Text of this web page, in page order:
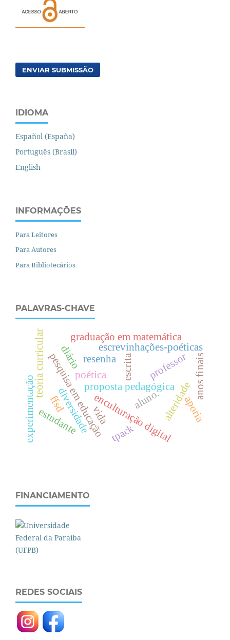
ENVIAR SUBMISSÃO
IDIOMA
Español (España)
Português (Brasil)
English
INFORMAÇÕES
Para Leitores
Para Autores
Para Bibliotecários
PALAVRAS-CHAVE
proposta pedagógica
enculturação digital
pesquisa em educação escrita
escrevinhações-poéticas
diversidade
graduação em matemática
tpack
alteridade
poética
teoria curricular
ffsd
vida
experimentação
professor
aluno.
resenha
estudante
diário
aporia
anos finais
FINANCIAMENTO
REDES SOCIAIS